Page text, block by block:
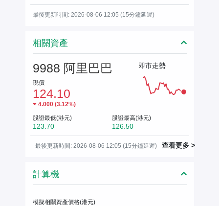
最後更新時間: 2026-08-06 12:05 (15分鐘延遲)
相關資產
9988 阿里巴巴
現價
124.10
4.000(3.12%)
即市走勢
股證最低(港元)
123.70
股證最高(港元)
126.50
最後更新時間: 2026-08-06 12:05 (15分鐘延遲) 查看更多 >
計算機
模擬相關資產價格(港元)